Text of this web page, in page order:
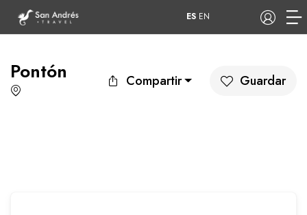
ES EN
Pontón Compartir Guardar